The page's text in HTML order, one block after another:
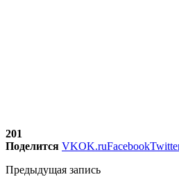
201
Поделится VKOK.ruFacebook
Предыдущая запись